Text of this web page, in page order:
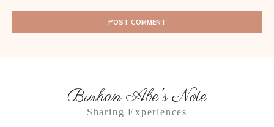
Burhan Abe's Note
Sharing Experiences